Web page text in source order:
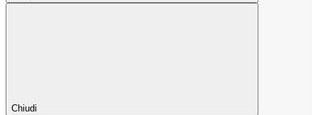
Chiudi